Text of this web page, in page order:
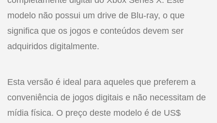
modelo não possui um drive de Blu-ray, o que
significa que os jogos e conteúdos devem ser
adquiridos digitalmente.
Esta versão é ideal para aqueles que preferem a
conveniência de jogos digitais e não necessitam de
mídia física. O preço deste modelo é de US$